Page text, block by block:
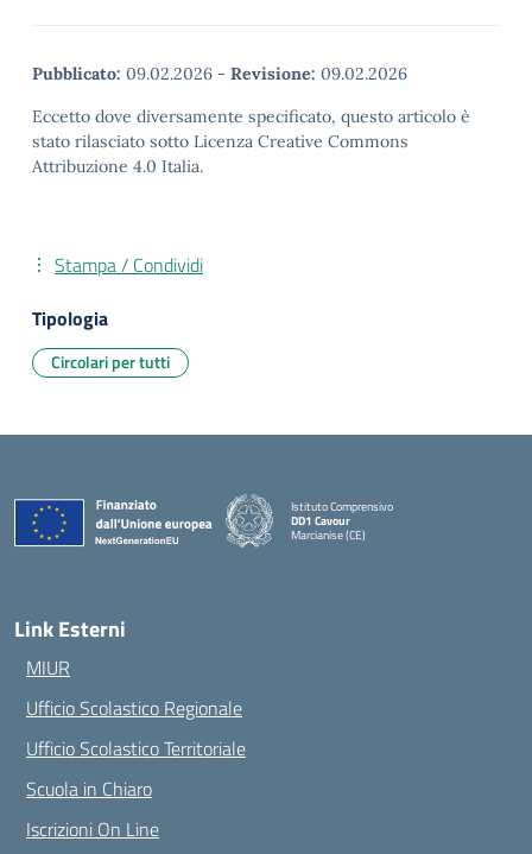
Pubblicato: 09.02.2026 - Revisione: 09.02.2026
Eccetto dove diversamente specificato, questo articolo è
stato rilasciato sotto Licenza Creative Commons
Attribuzione 4.0 Italia.
Stampa / Condividi
Tipologia
Circolari per tutti
Istituto Comprensivo
DD1 Cavour
Marcianise (CE)
Link Esterni
MIUR
Ufficio Scolastico Regionale
Ufficio Scolastico Territoriale
Scuola in Chiaro
Iscrizioni On Line